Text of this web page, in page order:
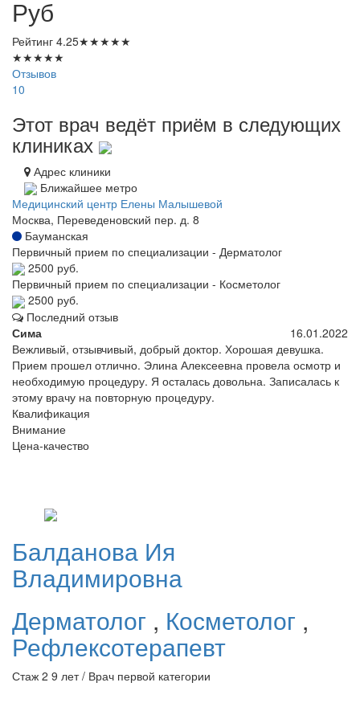
Руб
Рейтинг 4.25★★★★★
★★★★★
Отзывов
10
Этот врач ведёт приём в следующих
клиниках
Адрес клиники
Ближайшее метро
Медицинский центр Елены Малышевой
Москва, Переведеновский пер. д. 8
Бауманская
Первичный прием по специализации - Дерматолог
2500 руб.
Первичный прием по специализации - Косметолог
2500 руб.
Последний отзыв
Сима
16.01.2022
Вежливый, отзывчивый, добрый доктор. Хорошая девушка.
Прием прошел отлично. Элина Алексеевна провела осмотр и
необходимую процедуру. Я осталась довольна. Записалась к
этому врачу на повторную процедуру.
Квалификация
Внимание
Цена-качество
Балданова Ия
Владимировна
Дерматолог , Косметолог ,
Рефлексотерапевт
Стаж 2 9 лет / Врач первой категории